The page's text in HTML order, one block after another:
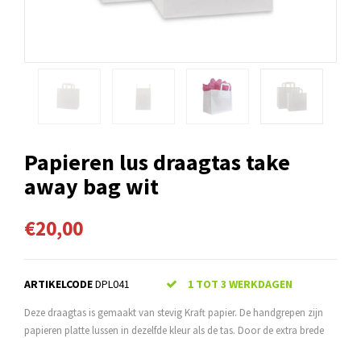
Papieren lus draagtas take
away bag wit
€20,00
ARTIKELCODEDPL041 1 TOT 3 WERKDAGEN
Deze draagtas is gemaakt van stevig Kraft papier. De handgrepen zijn
papieren platte lussen in dezelfde kleur als de tas. Door de extra brede